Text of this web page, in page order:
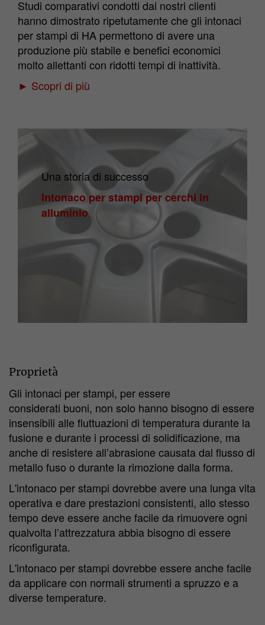
Studi comparativi condotti dai nostri clienti
hanno dimostrato ripetutamente che gli intonaci
per stampi di HA permettono di avere una
produzione più stabile e benefici economici
molto allettanti con ridotti tempi di inattività.
► Scopri di più
Una storia di successo
Intonaco per stampi per cerchi in
alluminio
Proprietà
Gli intonaci per stampi, per essere
considerati buoni, non solo hanno bisogno di essere
insensibili alle fluttuazioni di temperatura durante la
fusione e durante i processi di solidificazione, ma
anche di resistere all’abrasione causata dal flusso di
metallo fuso o durante la rimozione dalla forma.
L'intonaco per stampi dovrebbe avere una lunga vita
operativa e dare prestazioni consistenti, allo stesso
tempo deve essere anche facile da rimuovere ogni
qualvolta l’attrezzatura abbia bisogno di essere
riconfigurata.
L'intonaco per stampi dovrebbe essere anche facile
da applicare con normali strumenti a spruzzo e a
diverse temperature.